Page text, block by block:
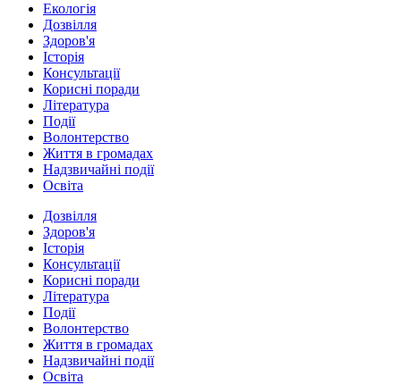
Екологія
Дозвілля
Здоров'я
Історія
Консультації
Корисні поради
Література
Події
Волонтерство
Життя в громадах
Надзвичайні події
Освіта
Дозвілля
Здоров'я
Історія
Консультації
Корисні поради
Література
Події
Волонтерство
Життя в громадах
Надзвичайні події
Освіта